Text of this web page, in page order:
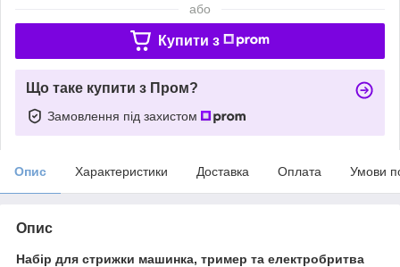
або
Купити з
Що таке купити з Пром?
Замовлення під захистом
Опис Характеристики Доставка Оплата Умови
Опис
Набір для стрижки машинка, тример та електробритва